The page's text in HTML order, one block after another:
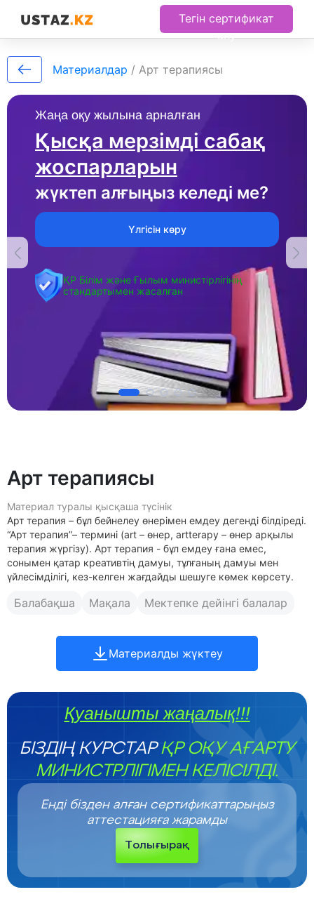
Тегін сертификат
алу
Жаңа оқу жылына арналған
Қысқа мерзімді сабақ
жоспарларын
жүктеп алғыңыз келеді ме?
Үлгісін көру
ҚР Білім және Ғылым министірлігінің
стандартымен жасалған
Материалдар / Арт терапиясы
Арт терапиясы
Материал туралы қысқаша түсінік
Арт терапия – бұл бейнелеу өнерімен емдеу дегенді білдіреді.
“Арт терапия”– терминi (art – өнер, artterapy – өнер арқылы
терапия жүргiзу). Арт терапия - бұл емдеу ғана емес,
сонымен қатар креативтің дамуы, тұлғаның дамуы мен
үйлесімділігі, кез-келген жағдайды шешуге көмек көрсету.
Балабақша Мақала Мектепке дейінгі балалар
Материалды жүктеу
Қуанышты жаңалық!!!
БІЗДІҢ КУРСТАРҚР ОҚУ АҒАРТУ
МИНИСТРЛІГІМЕН КЕЛІСІЛДІ.
Енді бізден алған сертификаттарыңыз
аттестацияға жарамды
Толығырақ